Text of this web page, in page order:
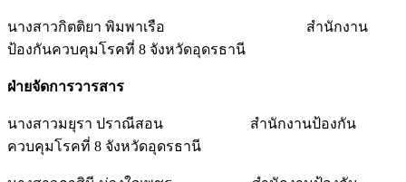
นางสาวกิตติยา พิมพาเรือ สำนักงาน
ป้องกันควบคุมโรคที่ 8 จังหวัดอุดรธานี
ฝ่ายจัดการวารสาร
นางสาวมยุรา ปราณีสอน สำนักงานป้องกัน
ควบคุมโรคที่ 8 จังหวัดอุดรธานี